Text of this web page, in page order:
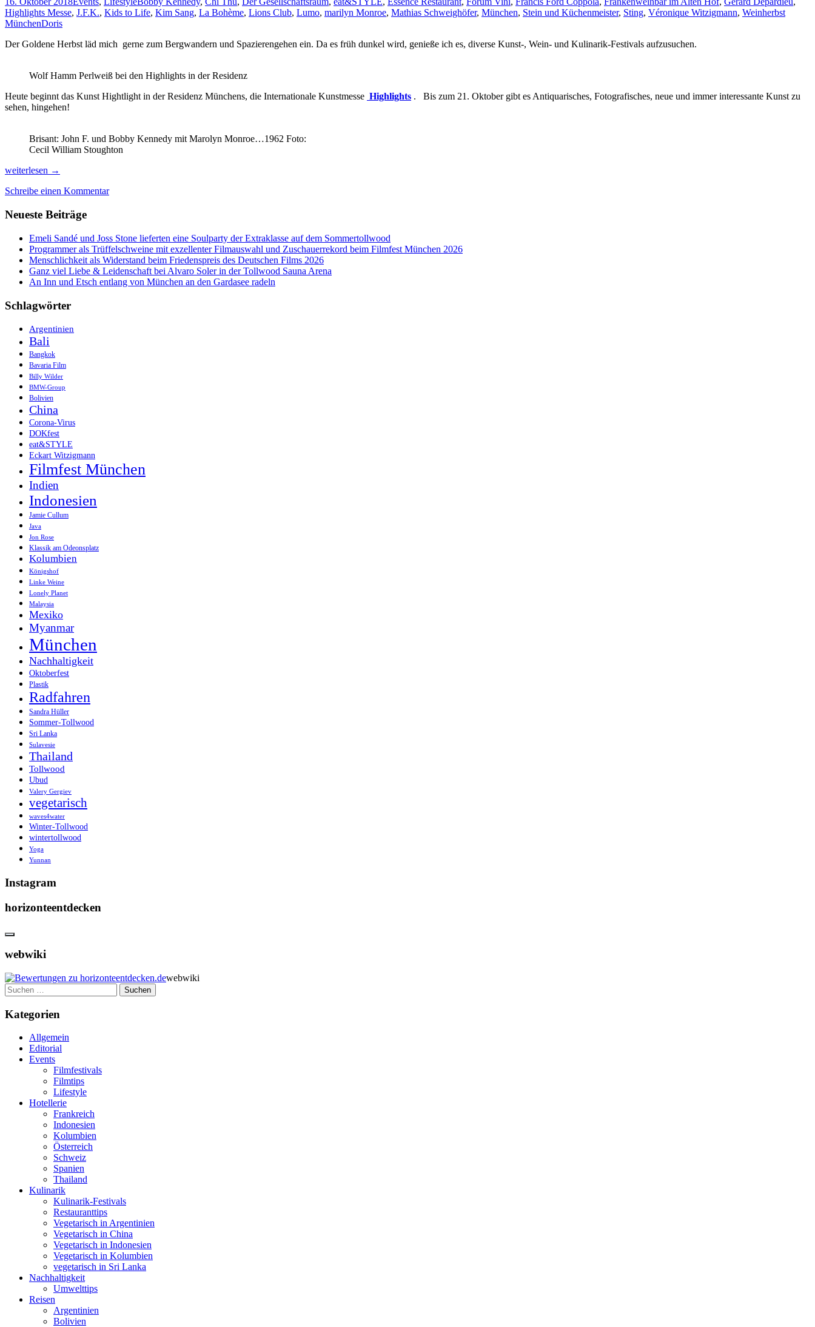
Highlights Messe, J.F.K., Kids to Life, Kim Sang, La Bohème, Lions Club, Lumo, marilyn Monroe, Mathias Schweighöfer, München, Stein und Küchenmeister, Sting, Véronique Witzigmann, Weinherbst
MünchenDoris
Der Goldene Herbst läd mich gerne zum Bergwandern und Spazierengehen ein. Da es früh dunkel wird, genieße ich es, diverse Kunst-, Wein- und Kulinarik-Festivals aufzusuchen.
Wolf Hamm Perlweiß bei den Highlights in der Residenz
Heute beginnt das Kunst Hightlight in der Residenz Münchens, die Internationale Kunstmesse Highlights . Bis zum 21. Oktober gibt es Antiquarisches, Fotografisches, neue und immer interessante Kunst zu
sehen, hingehen!
Brisant: John F. und Bobby Kennedy mit Marolyn Monroe…1962 Foto:
Cecil William Stoughton
Die
Herbst-
für
Kulinarik-
Wein-
Genießer!
weiterlesen →
Schreibe einen Kommentar
Neueste Beiträge
Emeli Sandé und Joss Stone lieferten eine Soulparty der Extraklasse auf dem Sommertollwood
Programmer als Trüffelschweine mit exzellenter Filmauswahl und Zuschauerrekord beim Filmfest München 2026
Menschlichkeit als Widerstand beim Friedenspreis des Deutschen Films 2026
Ganz viel Liebe & Leidenschaft bei Alvaro Soler in der Tollwood Sauna Arena
An Inn und Etsch entlang von München an den Gardasee radeln
Schlagwörter
Argentinien
Bali
Bangkok
Bavaria Film
Billy Wilder
BMW-Group
Bolivien
China
Corona-Virus
DOKfest
eat&STYLE
Eckart Witzigmann
Filmfest München
Indien
Indonesien
Jamie Cullum
Java
Jon Rose
Klassik am Odeonsplatz
Kolumbien
Königshof
Linke Weine
Lonely Planet
Malaysia
Mexiko
Myanmar
München
Nachhaltigkeit
Oktoberfest
Plastik
Radfahren
Sandra Hüller
Sommer-Tollwood
Sri Lanka
Sulavesie
Thailand
Tollwood
Ubud
Valery Gergiev
vegetarisch
waves4water
Winter-Tollwood
wintertollwood
Yoga
Yunnan
Instagram
horizonteentdecken
webwiki
webwiki
Suchen
nach:
Kategorien
Allgemein
Editorial
Events
Filmfestivals
Filmtips
Lifestyle
Hotellerie
Frankreich
Indonesien
Kolumbien
Österreich
Schweiz
Spanien
Thailand
Kulinarik
Kulinarik-Festivals
Restauranttips
Vegetarisch in Argentinien
Vegetarisch in China
Vegetarisch in Indonesien
Vegetarisch in Kolumbien
vegetarisch in Sri Lanka
Nachhaltigkeit
Umwelttips
Reisen
Argentinien
Bolivien